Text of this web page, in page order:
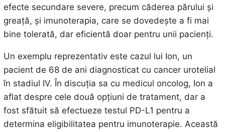
efecte secundare severe, precum căderea părului și
greață, și imunoterapia, care se dovedește a fi mai
bine tolerată, dar eficientă doar pentru unii pacienți.
Un exemplu reprezentativ este cazul lui Ion, un
pacient de 68 de ani diagnosticat cu cancer urotelial
în stadiul IV. În discuția sa cu medicul oncolog, Ion a
aflat despre cele două opțiuni de tratament, dar a
fost sfătuit să efectueze testul PD-L1 pentru a
determina eligibilitatea pentru imunoterapie. Această